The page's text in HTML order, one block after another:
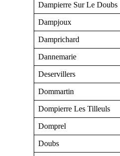
Dampierre Sur Le Doubs
Dampjoux
Damprichard
Dannemarie
Deservillers
Dommartin
Dompierre Les Tilleuls
Domprel
Doubs